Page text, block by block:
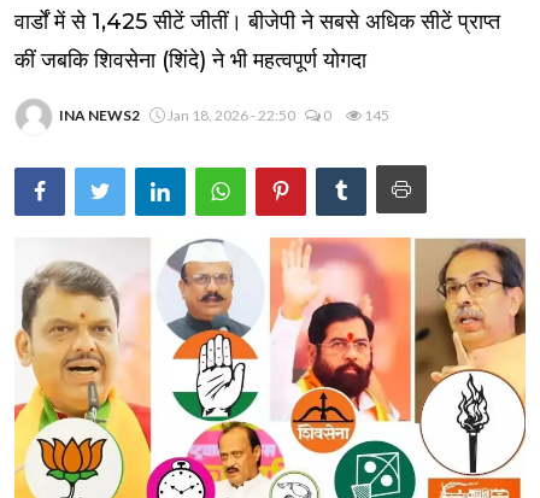
वायरल न्यूज़
वार्डों में से 1,425 सीटें जीतीं। बीजेपी ने सबसे अधिक सीटें प्राप्त
कीं जबकि शिवसेना (शिंदे) ने भी महत्वपूर्ण योगदा
INA NEWS2 Jan 18, 2026 - 22:50 0 145